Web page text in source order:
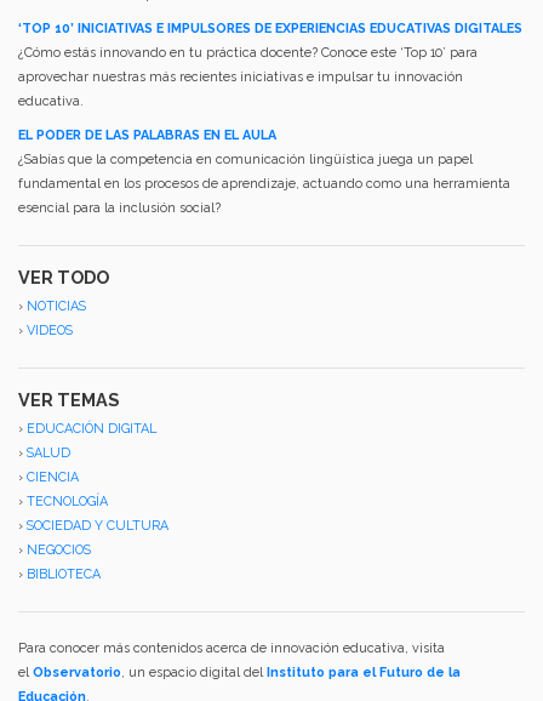
‘TOP 10’ INICIATIVAS E IMPULSORES DE EXPERIENCIAS EDUCATIVAS DIGITALES
¿Cómo estás innovando en tu práctica docente? Conoce este ‘Top 10’ para
aprovechar nuestras más recientes iniciativas e impulsar tu innovación
educativa.
EL PODER DE LAS PALABRAS EN EL AULA
¿Sabías que la competencia en comunicación lingüística juega un papel
fundamental en los procesos de aprendizaje, actuando como una herramienta
esencial para la inclusión social?
VER TODO
› NOTICIAS
› VIDEOS
VER TEMAS
› EDUCACIÓN DIGITAL
› SALUD
› CIENCIA
› TECNOLOGÍA
› SOCIEDAD Y CULTURA
› NEGOCIOS
› BIBLIOTECA
Para conocer más contenidos acerca de innovación educativa, visita
elObservatorio, un espacio digital del Instituto para el Futuro de la
Educación.